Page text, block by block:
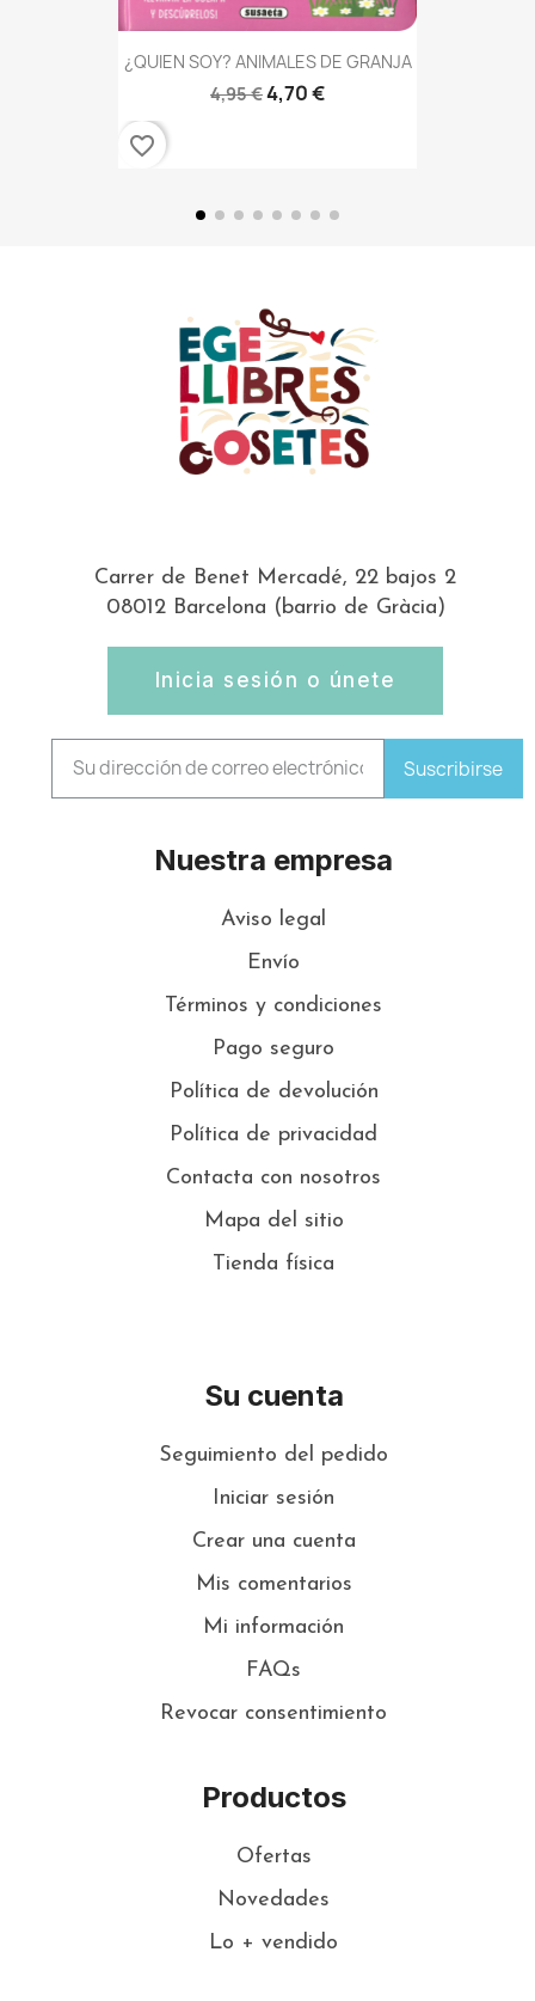
¿QUIEN SOY? ANIMALES DE GRANJA
4,95 €4,70 €
favorite_border
Carrer de Benet Mercadé, 22 bajos 2
08012 Barcelona (barrio de Gràcia)
Inicia sesión o únete
Suscribirse
Nuestra empresa
Aviso legal
Envío
Términos y condiciones
Pago seguro
Política de devolución
Política de privacidad
Contacta con nosotros
Mapa del sitio
Tienda física
Su cuenta
Seguimiento del pedido
Iniciar sesión
Crear una cuenta
Mis comentarios
Mi información
FAQs
Revocar consentimiento
Productos
Ofertas
Novedades
Lo + vendido